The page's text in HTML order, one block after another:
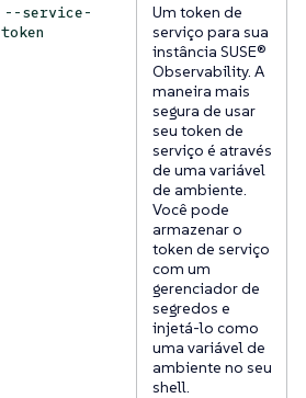
--service-
token
Um token de
serviço para sua
instância SUSE®
Observability. A
maneira mais
segura de usar
seu token de
serviço é através
de uma variável
de ambiente.
Você pode
armazenar o
token de serviço
com um
gerenciador de
segredos e
injetá-lo como
uma variável de
ambiente no seu
shell.